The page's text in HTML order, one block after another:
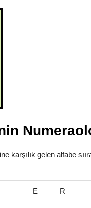
karşılık gelen alfabe
E R